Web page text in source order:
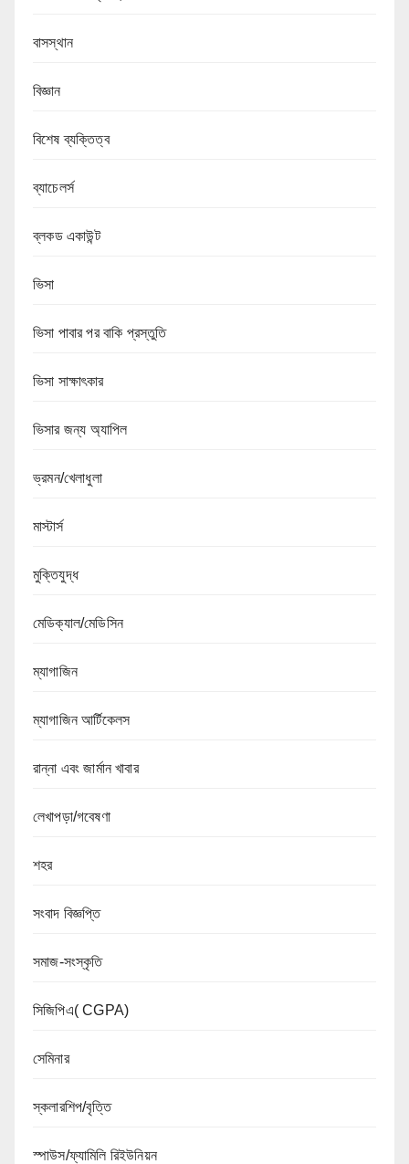
বাসস্থান
বিজ্ঞান
বিশেষ ব্যক্তিত্ব
ব্যাচেলর্স
ব্লকড একাউন্ট
ভিসা
ভিসা পাবার পর বাকি প্রস্তুতি
ভিসা সাক্ষাৎকার
ভিসার জন্য অ্যাপিল
ভ্রমন/খেলাধুলা
মাস্টার্স
মুক্তিযুদ্ধ
মেডিক্যাল/মেডিসিন
ম্যাগাজিন
ম্যাগাজিন আর্টিকেলস
রান্না এবং জার্মান খাবার
লেখাপড়া/গবেষণা
শহর
সংবাদ বিজ্ঞপ্তি
সমাজ-সংস্কৃতি
সিজিপিএ( CGPA)
সেমিনার
স্কলারশিপ/বৃত্তি
স্পাউস/ফ্যামিলি রিইউনিয়ন